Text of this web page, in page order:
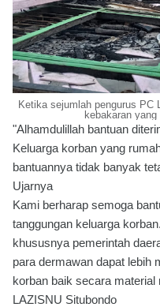
Ketika sejumlah pengurus PC
kebakaran
"Alhamdulillah bantuan
Keluarga korban yang
bantuannya tidak banyak
Ujarnya
Kami berharap semoga
tanggungan keluarga
khususnya pemerintah
para dermawan dapat lebih
korban baik secara
LAZISNU Situbondo